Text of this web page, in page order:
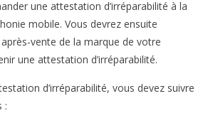
une attestation d’irréparabilité à la
mobile. Vous devrez ensuite
vente de la marque de votre
une attestation d’irréparabilité.
d’irréparabilité, vous devez suivre
: